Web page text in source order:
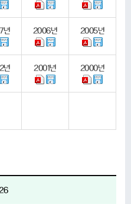
년 2006년 2005년
년 2001년 2000년